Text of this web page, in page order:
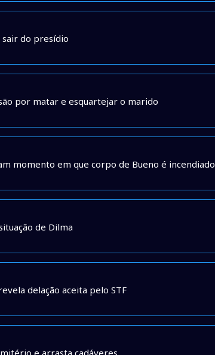
sair do presídio
por matar e esquartejar o marido
momento em que corpo de Bueno é incendiado
de Dilma
delação aceita pelo STF